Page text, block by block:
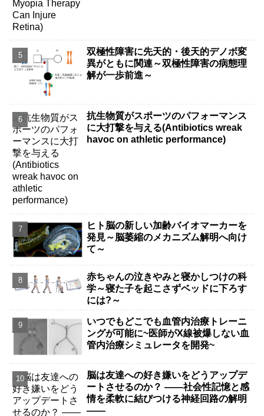
双極性障害に先天的・後天的デノボ変
異がともに関連～双極性障害の病態理
解が一歩前進～
抗生物質がスポーツのパフォーマンス
に大打撃を与える(Antibiotics wreak
havoc on athletic performance)
ヒト脳の新しい加齢バイオマーカーを
発見～脳萎縮のメカニズム解明へ向け
て～
赤ちゃんの泣きやみと寝かしつけの科
学～寝た子を起こさずベッドに下ろす
には?～
いつでもどこでも血管内治療トレーニ
ングが可能に~医師がX線被爆しない血
管内治療シミュレータを開発~
脳は友達への好き嫌いをどうアップデ
ートさせるのか？ ――社会性記憶と感
情を柔軟に結びつける神経回路の解明
――